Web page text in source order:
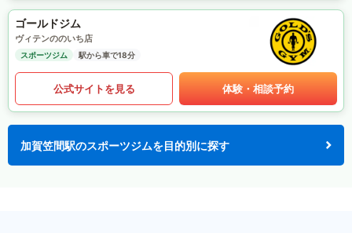
ゴールドジム
ヴィテンののいち店
スポーツジム 駅から車で18分
公式サイトを見る 体験・相談予約
加賀笠間駅のスポーツジムを目的別に探す